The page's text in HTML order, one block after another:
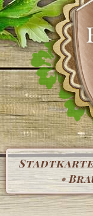
Stadtkarte